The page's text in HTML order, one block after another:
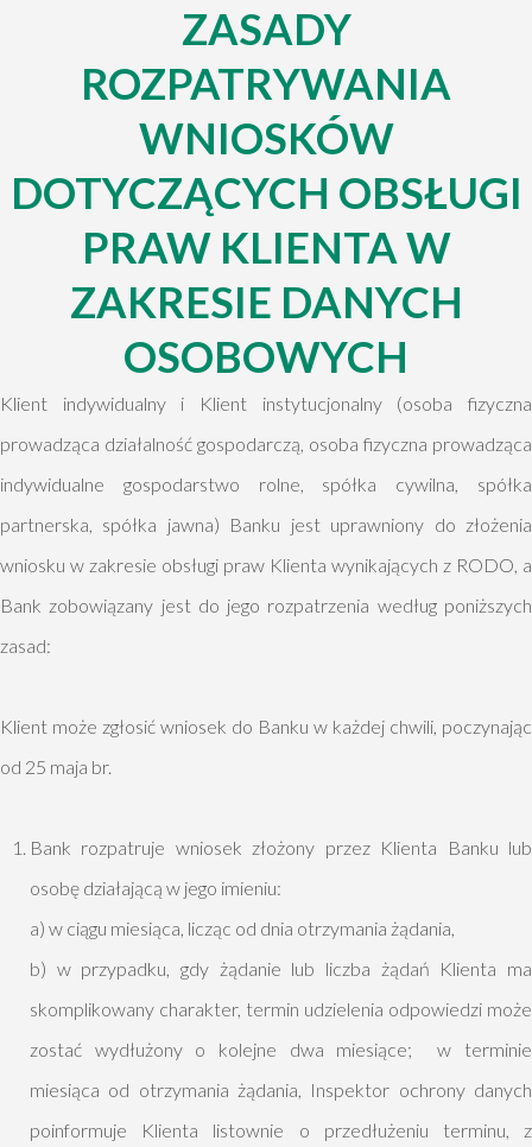
ZASADY
ROZPATRYWANIA
WNIOSKÓW
DOTYCZĄCYCH OBSŁUGI
PRAW KLIENTA W
ZAKRESIE DANYCH
OSOBOWYCH
Klient indywidualny i Klient instytucjonalny (osoba fizyczna
prowadząca działalność gospodarczą, osoba fizyczna prowadząca
indywidualne gospodarstwo rolne, spółka cywilna, spółka
partnerska, spółka jawna) Banku jest uprawniony do złożenia
wniosku w zakresie obsługi praw Klienta wynikających z RODO, a
Bank zobowiązany jest do jego rozpatrzenia według poniższych
zasad:
Klient może zgłosić wniosek do Banku w każdej chwili, poczynając
od 25 maja br.
Bank rozpatruje wniosek złożony przez Klienta Banku lub
osobę działającą w jego imieniu:
a) w ciągu miesiąca, licząc od dnia otrzymania żądania,
b) w przypadku, gdy żądanie lub liczba żądań Klienta ma
skomplikowany charakter, termin udzielenia odpowiedzi może
zostać wydłużony o kolejne dwa miesiące; w terminie
miesiąca od otrzymania żądania, Inspektor ochrony danych
poinformuje Klienta listownie o przedłużeniu terminu, z